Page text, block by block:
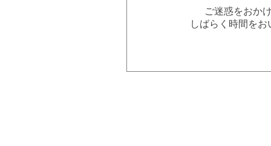
ご迷惑をおか
しばらく時間を